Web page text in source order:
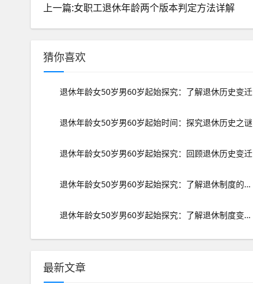
上一篇:女职工退休年龄两个版本判定方法详解
猜你喜欢
退休年龄女50岁男60岁起始探究：了解退休历史变迁
退休年龄女50岁男60岁起始时间：探究退休历史之谜
退休年龄女50岁男60岁起始探究：回顾退休历史变迁
退休年龄女50岁男60岁起始探究：了解退休制度的历史变迁
退休年龄女50岁男60岁起始探究：了解退休制度变迁史
最新文章